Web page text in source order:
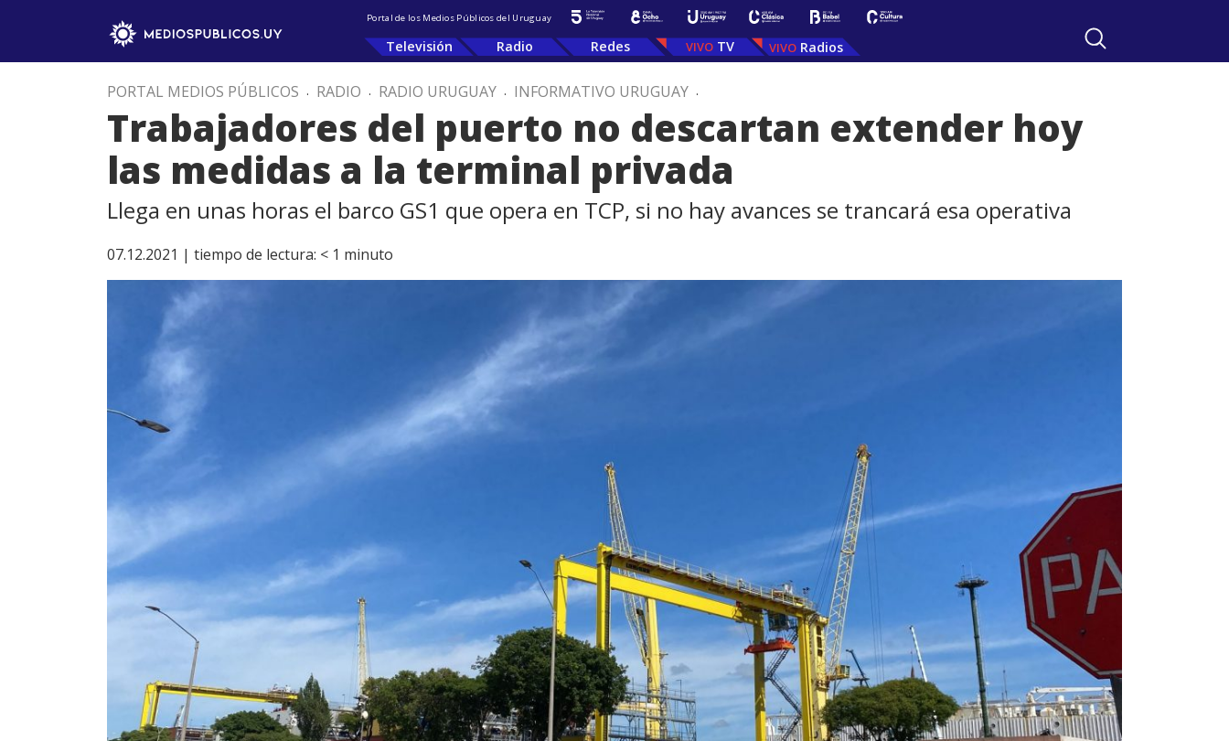
Portal de los Medios Públicos del Uruguay
Televisión Radio Redes TV Radios
PORTAL MEDIOS PÚBLICOS . RADIO . RADIO URUGUAY . INFORMATIVO URUGUAY .
Trabajadores del puerto no descartan extender hoy
las medidas a la terminal privada
Llega en unas horas el barco GS1 que opera en TCP, si no hay avances se trancará esa operativa
07.12.2021 | tiempo de lectura: < 1 minuto